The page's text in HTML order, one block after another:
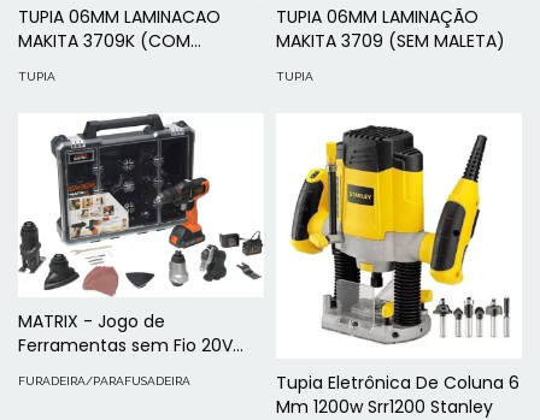
TUPIA 06MM LAMINACAO
MAKITA 3709K (COM
TUPIA
TUPIA 06MM LAMINAÇÃO
MAKITA 3709 (SEM MALETA)
TUPIA
MATRIX - Jogo de
Ferramentas sem Fio 20V
FURADEIRA/PARAFUSADEIRA
Tupia Eletrônica De Coluna 6
Mm 1200w Srr1200 Stanley